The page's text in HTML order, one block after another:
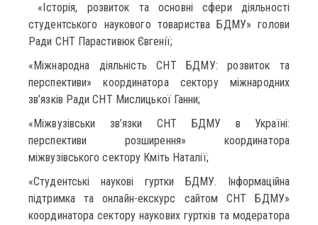
«Історія, розвиток та основні сфери діяльності
студентського наукового товариства БДМУ» голови
Ради СНТ Парастивюк Євгенії;
«Міжнародна діяльність СНТ БДМУ: розвиток та
перспективи» координатора сектору міжнародних
зв’язків Ради СНТ Мислицької Ганни;
«Міжвузівськи зв’язки СНТ БДМУ в Україні:
перспективи розширення» координатора
міжвузівського сектору Кміть Наталії;
«Студентські наукові гуртки БДМУ. Інформаційна
підтримка та онлайн-екскурс сайтом СНТ БДМУ»
координатора сектору наукових гуртків та модератора